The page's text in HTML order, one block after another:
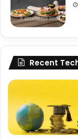
Recent